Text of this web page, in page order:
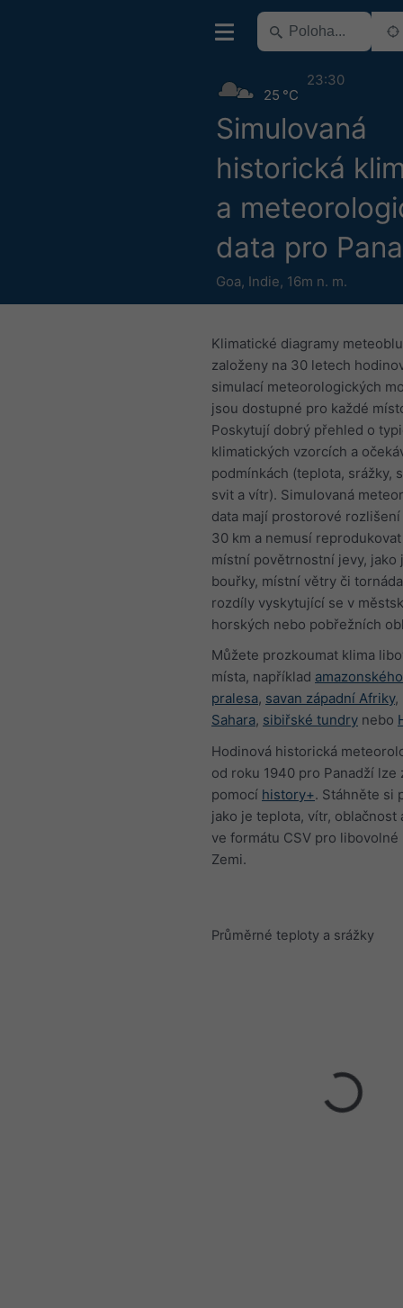
Simulovaná
historická
a
data pro
Goa, Indie, 16m n. m.
25 °C
23:30
Klimatické diagramy
založeny na 30 letech
simulací meteorologických
jsou dostupné pro každé
Poskytují dobrý přehled o
klimatických vzorcích a
podmínkách (teplota, srážky,
svit a vítr). Simulovaná
data mají prostorové
30 km a nemusí
místní povětrnostní jevy, jako
bouřky, místní větry či
rozdíly vyskytující se v
horských nebo pobřežních
Můžete prozkoumat klima
místa, například
pralesa, savan západní Afriky,
Sahara, sibiřské tundry nebo
Hodinová historická
od roku 1940 pro Panadží lze
pomocí history+. Stáhněte si
jako je teplota, vítr, oblačnost
ve formátu CSV pro libovolné
Zemi.
Průměrné teploty a srážky